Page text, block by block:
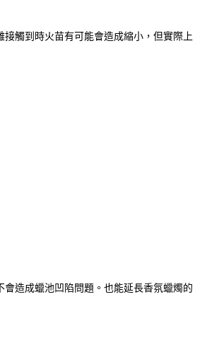
觸到時火苗有可能會造成縮小，但實際上
造成蠟池凹陷問題。也能延長香氛蠟燭的